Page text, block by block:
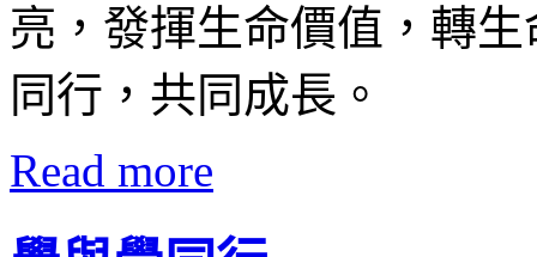
亮，發揮生命價值，轉
同行，共同成長。
Read more